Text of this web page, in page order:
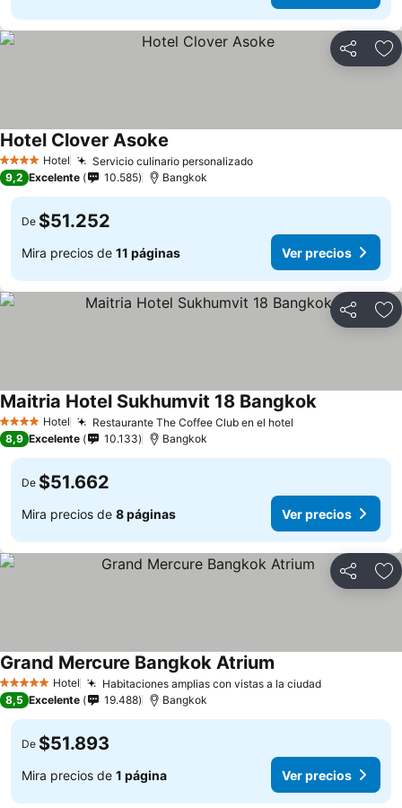
Compartir
4 EstrellasHotel Servicio culinario personalizado
Hotel Clover Asoke
9,2 Excelente 10.585 Bangkok
De $51.252
Mira precios de 11 páginas Ver precios
Compartir
4 EstrellasHotel Restaurante The Coffee Club en el hotel
Maitria Hotel Sukhumvit 18 Bangkok
8,9 Excelente 10.133 Bangkok
De $51.662
Mira precios de 8 páginas Ver precios
Compartir
5 Estrellas Hotel Habitaciones amplias con vistas a la ciudad
Grand Mercure Bangkok Atrium
8,5 Excelente 19.488 Bangkok
De $51.893
Mira precios de 1 página Ver precios